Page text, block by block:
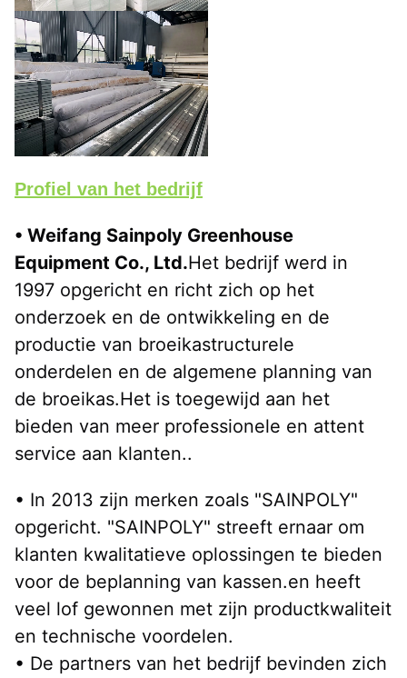
Profiel van het bedrijf
• Weifang Sainpoly Greenhouse
Equipment Co., Ltd.Het bedrijf werd in
1997 opgericht en richt zich op het
onderzoek en de ontwikkeling en de
productie van broeikastructurele
onderdelen en de algemene planning van
de broeikas.Het is toegewijd aan het
bieden van meer professionele en attent
service aan klanten..
• In 2013 zijn merken zoals "SAINPOLY"
opgericht. "SAINPOLY" streeft ernaar om
klanten kwalitatieve oplossingen te bieden
voor de beplanning van kassen.en heeft
veel lof gewonnen met zijn productkwaliteit
en technische voordelen.
• De partners van het bedrijf bevinden zich